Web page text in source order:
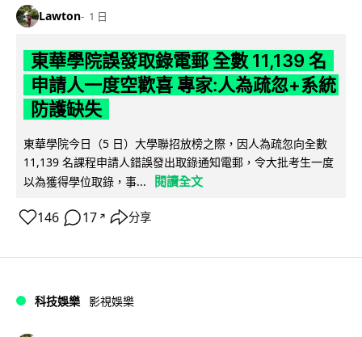
Lawton 1 日
東華學院誤發取錄電郵 全數 11,139 名
申請人一度空歡喜 專家:人為疏忽+系統
防護缺失
東華學院今日（5 日）大學聯招放榜之際，因人為疏忽向全數
11,139 名課程申請人錯誤發出取錄通知電郵，令大批考生一度
以為獲得學位取錄，事...
閱讀全文
146 17 ↗ 分享
科技娛樂 影視娛樂